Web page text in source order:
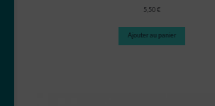
5,50 €
Ajouter au panier